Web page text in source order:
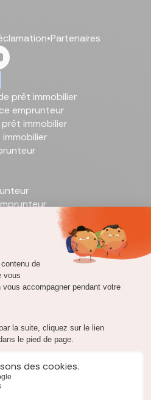
•Partenaires
prêt immobilier
emprunteur
immobilier
immobilier
immobilier